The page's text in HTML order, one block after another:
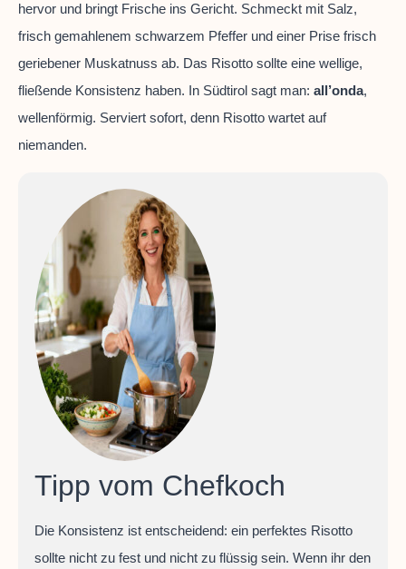
hervor und bringt Frische ins Gericht. Schmeckt mit Salz,
frisch gemahlenem schwarzem Pfeffer und einer Prise frisch
geriebener Muskatnuss ab. Das Risotto sollte eine wellige,
fließende Konsistenz haben. In Südtirol sagt man: all’onda,
wellenförmig. Serviert sofort, denn Risotto wartet auf
niemanden.
Tipp vom Chefkoch
Die Konsistenz ist entscheidend: ein perfektes Risotto
sollte nicht zu fest und nicht zu flüssig sein. Wenn ihr den